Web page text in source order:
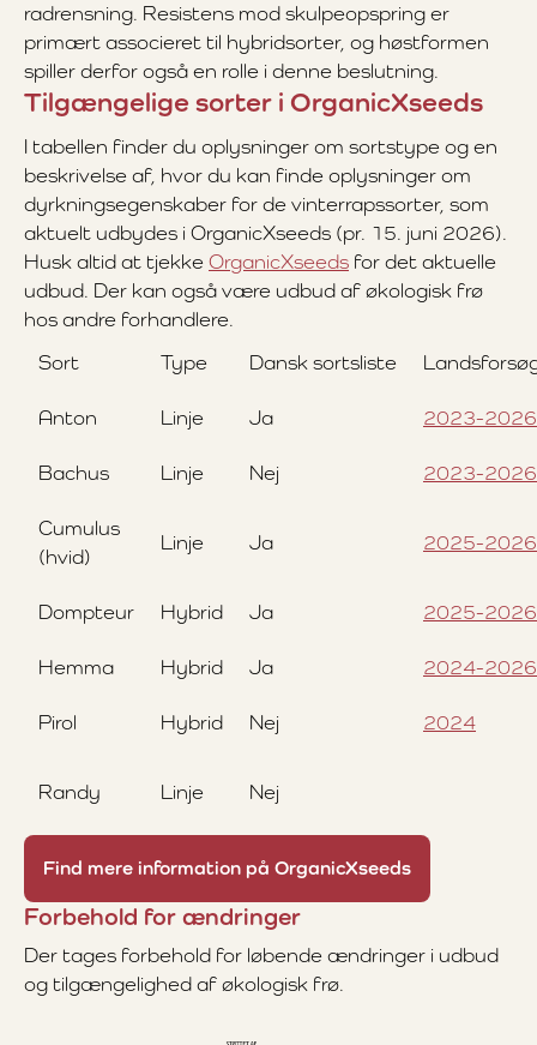
radrensning. Resistens mod skulpeopspring er
primært associeret til hybridsorter, og høstformen
spiller derfor også en rolle i denne beslutning.
Tilgængelige sorter i OrganicXseeds
I tabellen finder du oplysninger om sortstype og en
beskrivelse af, hvor du kan finde oplysninger om
dyrkningsegenskaber for de vinterrapssorter, som
aktuelt udbydes i OrganicXseeds (pr. 15. juni 2026).
Husk altid at tjekke OrganicXseeds for det aktuelle
udbud. Der kan også være udbud af økologisk frø
hos andre forhandlere.
Sort
Type Dansk sortsliste
Anton Linje Ja 2023-2026
Bachus Linje Nej 2023-2026
Cumulus
(hvid)
Linje Ja 2025-2026
Dompteur Hybrid Ja 2025-2026
Hemma Hybrid Ja 2024-2026
Pirol Hybrid Nej 2024
Randy Linje Nej
Find mere information på OrganicXseeds
Forbehold for ændringer
Der tages forbehold for løbende ændringer i udbud
og tilgængelighed af økologisk frø.